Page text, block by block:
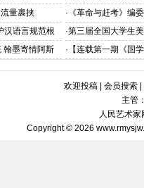
量裹挟 · 《革命与赶考》编
会在北京飞天商务大
汉语言规范根
·第三届全国大学生
翰墨寄情阿斯
· 【连载第一期《国
欢迎投稿 会员搜索
主管
人民艺术
Copyright © 2026